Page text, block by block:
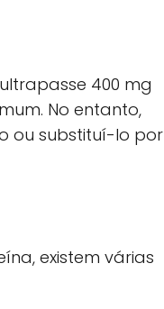
400 mg
No entanto,
ou substituí-lo por
existem várias